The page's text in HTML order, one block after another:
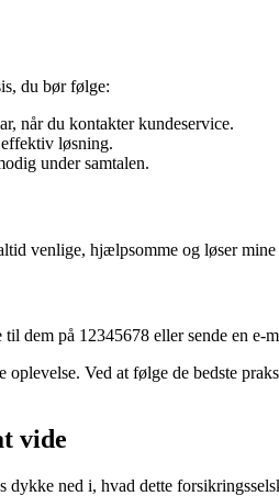
du bør følge:
når du kontakter kundeservice.
løsning.
under samtalen.
venlige, hjælpsomme og løser
dem på 12345678 eller sende en e-
Ved at følge de bedste
vide
ned i, hvad dette